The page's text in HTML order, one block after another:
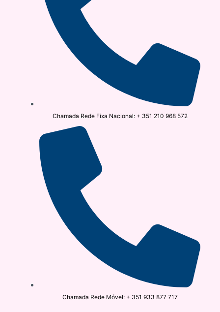
Chamada Rede Fixa Nacional: + 351 210 968 572
Chamada Rede Móvel: + 351 933 877 717